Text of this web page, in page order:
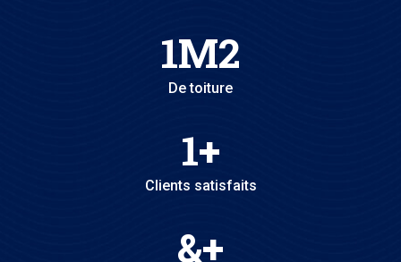
1M2
De toiture
1+
Clients satisfaits
&+